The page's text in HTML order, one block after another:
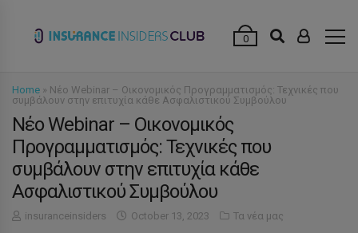
0
Home » Νέο Webinar – Οικονομικός Προγραμματισμός: Τεχνικές που
συμβάλουν στην επιτυχία κάθε Ασφαλιστικού Συμβούλου
Νέο Webinar – Οικονομικός
Προγραμματισμός: Τεχνικές που
συμβάλουν στην επιτυχία κάθε
Ασφαλιστικού Συμβούλου
insuranceinsiders October 13, 2023 Τα νέα μας